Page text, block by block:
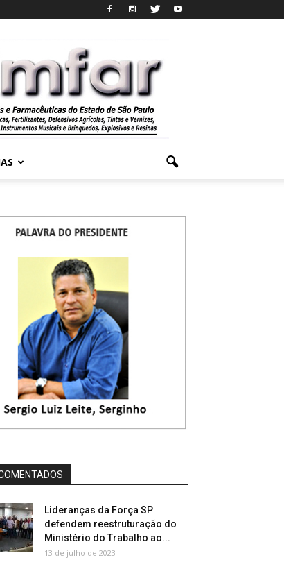
Lideranças da Força SP
defendem reestruturação do
Ministério do Trabalho ao...
13 de julho de 2023